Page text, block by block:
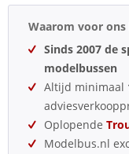
Waarom voor ons
Sinds 2007 de
modelbussen
Altijd minimaal
Oplopende
Modelbus.nl